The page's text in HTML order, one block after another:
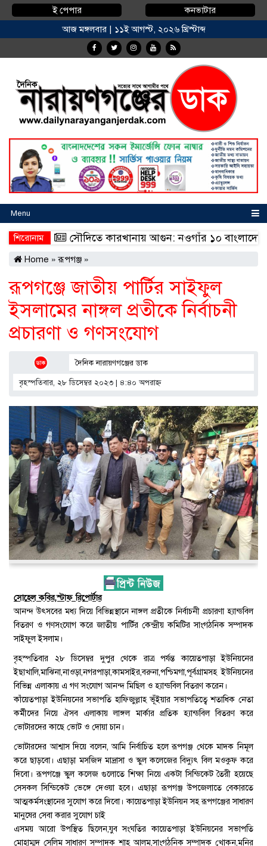
ই পেপার
কনভাটার
আজ মঙ্গলবার | ১১ই আগস্ট, ২০২৬ খ্রিস্টাব্দ
Menu
শিরোনাম
করেন
সৌদিতে কারখানায় আগুন: নওগাঁর ১০ বাংলাদেশির
Home »রূপগঞ্জ »
রূপগঞ্জে জাতীয় পার্টির সাইফুল
ইসলামের নাঙ্গল প্রতীকে নির্বাচনী
প্রচারণা ও গণসংযোগ
দৈনিক নারায়ণগঞ্জের ডাক
বৃহস্পতিবার, ২৮ ডিসেম্বর ২০২৩ | ৪:৪০ অপরাহ্ণ
সোহেল কবির,স্টাফ রিপোর্টার
আনন্দ উৎসবের মধ্য দিয়ে বিভিন্নস্থানে নাঙ্গল প্রতীকে নির্বাচনী প্রচারণা হ্যান্ডবিল
বিতরণ ও গণসংযোগ করে জাতীয় পার্টির কেন্দ্রীয় কমিটির সাংগঠনিক সম্পাদক
সাইফুল ইসলাম।
বৃহস্পতিবার ২৮ ডিসেম্বর দুপুর থেকে রাত্র পর্যন্ত কায়েতপাড়া ইউনিয়নের
ইছাখালি,মাঝিনা,নাওড়া,নগরপাড়া,কামসাইর,বরুনা,পশ্চিমগা,পূর্বগ্রামসহ ইউনিয়নের
বিভিন্ন এলাকায় এ গণ সংযোগ আনন্দ মিছিল ও হ্যান্ডবিল বিতরণ করেন।
কাঁয়েতপাড়া ইউনিয়নের সভাপতি হাফিজুল্লাহ ভূঁইয়ার সভাপতিত্বে শতাধিক নেতা
কর্মীদের নিয়ে ঐসব এলাকায় লাঙ্গল মার্কার প্রতিক হ্যান্ডবিল বিতরণ করে
ভোটারদের কাছে ভোট ও দোয়া চান।
ভোটারদের আশ্বাস দিয়ে বলেন, আমি নির্বাচিত হলে রূপগঞ্জ থেকে মাদক নিমূল
করে ছাড়বো। এছাড়া মসজিদ মাদ্রাসা ও স্কুল কলেজের বিদ্যুৎ বিল মওকুফ করে
দিবো। রূপগঞ্জে স্কুল কলেজ গুলোতে শিক্ষা নিয়ে একটা সিন্ডিকেট তৈরী হয়েছে
সেসকল সিন্ডিকেট ভেঙ্গে দেওয়া হবে। এছাড়া রূপগঞ্জ উপজেলাতে বেকারতে
আত্মকর্মসংস্থানের সুযোগ করে দিবো। কায়েতপাড়া ইউনিয়ন সহ রূপগঞ্জের সাধারণ
মানুষের সেবা করার সুযোগ চাই
এসময় আরো উপস্থিত ছিলেন,যুব সংঘতির কায়েতপাড়া ইউনিয়নের সভাপতি
মোহাম্মদ সেলিম সাধারণ সম্পাদক শাহ আলম,সাংগঠনিক সম্পাদক খোকন,মনির